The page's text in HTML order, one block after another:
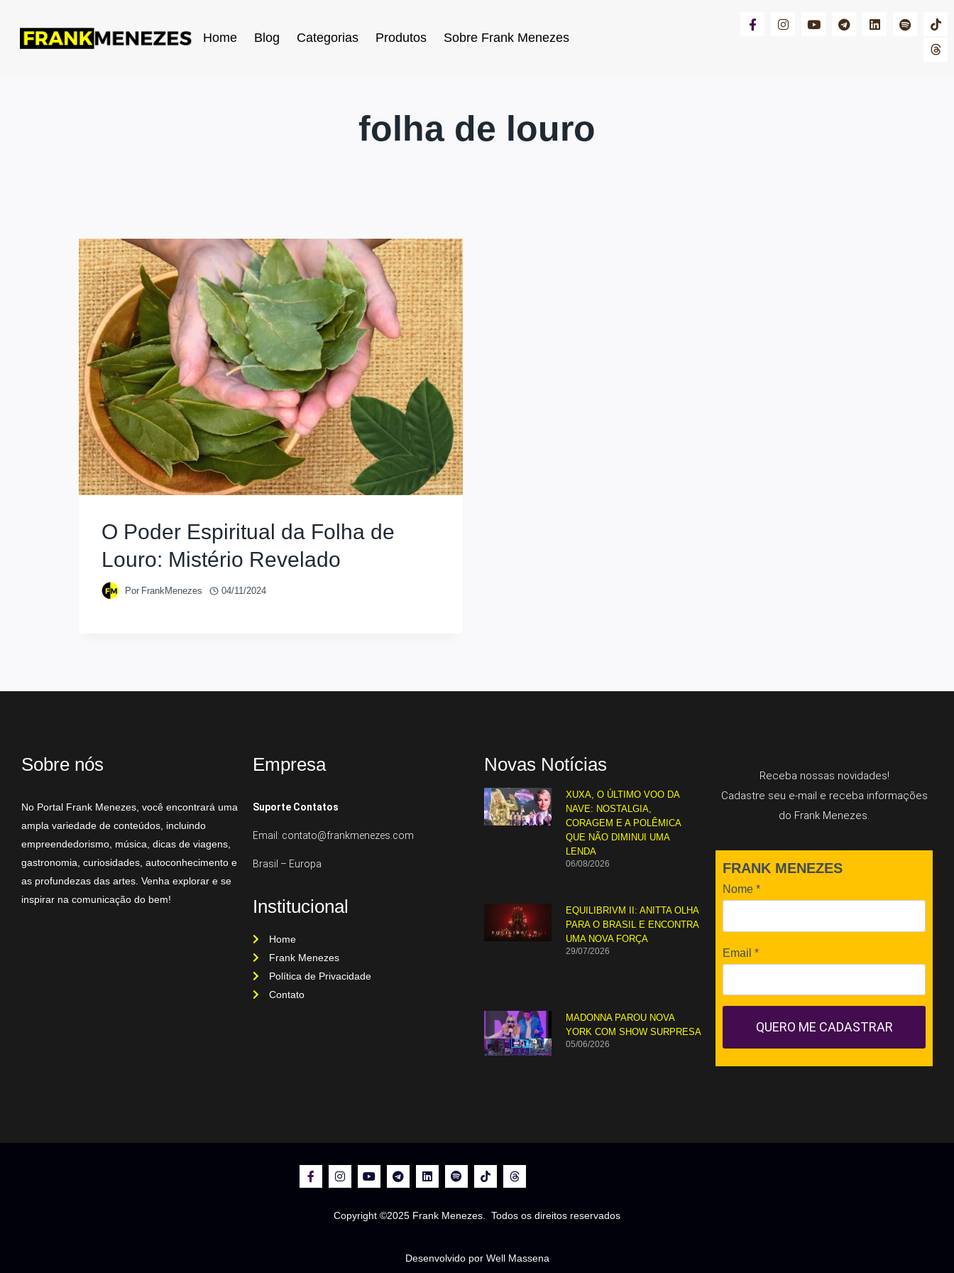
Home Blog Categorias Produtos Sobre Frank Menezes
folha de louro
O Poder Espiritual da Folha de
Louro: Mistério Revelado
Por FrankMenezes 04/11/2024
Sobre nós
No Portal Frank Menezes, você encontrará uma
ampla variedade de conteúdos, incluindo
empreendedorismo, música, dicas de viagens,
gastronomia, curiosidades, autoconhecimento e
as profundezas das artes. Venha explorar e se
inspirar na comunicação do bem!
Empresa
Suporte Contatos
Email: contato@frankmenezes.com
Brasil – Europa
Institucional
Home
Frank Menezes
Política de Privacidade
Contato
Novas Notícias
XUXA, O ÚLTIMO VOO DA
NAVE: NOSTALGIA,
CORAGEM E A POLÊMICA
QUE NÃO DIMINUI UMA
LENDA
06/08/2026
EQUILIBRIVM II: ANITTA OLHA
PARA O BRASIL E ENCONTRA
UMA NOVA FORÇA
29/07/2026
MADONNA PAROU NOVA
YORK COM SHOW SURPRESA
05/06/2026
Receba nossas novidades!
Cadastre seu e-mail e receba informações
do Frank Menezes.
FRANK MENEZES
Nome *
Email *
QUERO ME CADASTRAR
Copyright ©2025 Frank Menezes. Todos os direitos reservados
Desenvolvido por Well Massena